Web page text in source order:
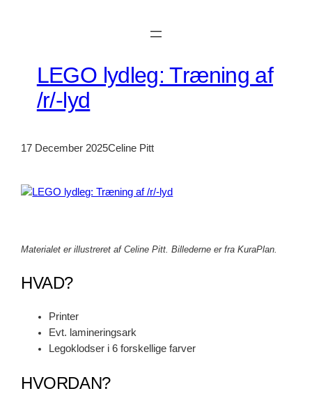
LEGO lydleg: Træning af
/r/-lyd
17 December 2025Celine Pitt
Materialet er illustreret af Celine Pitt. Billederne er fra KuraPlan.
HVAD?
Printer
Evt. lamineringsark
Legoklodser i 6 forskellige farver
HVORDAN?